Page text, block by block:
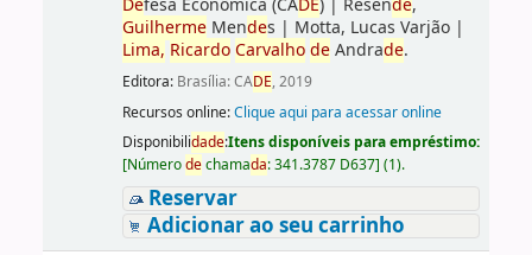
Defesa Econômica (CADE)| Resende,
GuilhermeMendes | Motta, Lucas Varjão|
Lima, Ricardo Carvalho deAndrade.
Editora: Brasília: CADE, 2019
Recursos online:Clique aqui para acessar online
Disponibilidade:Itens disponíveis para empréstimo:
[Númerodechamada:341.3787 D637] (1).
Reservar
Adicionar ao seu carrinho